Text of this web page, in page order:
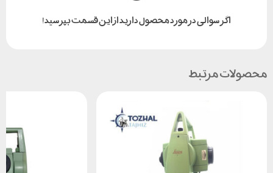
اگر سوالی در مورد محصول دارید از این قسمت بپرسید!
محصولات مرتبط